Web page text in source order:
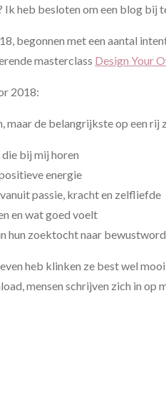
Ik heb besloten om een blog bij
begonnen met een aantal
masterclass Design Your
2018:
maar de belangrijkste op een rij
bij mij horen
energie
passie, kracht en zelfliefde
en wat goed voelt
hun zoektocht naar
heb klinken ze best wel mooi
mensen schrijven zich in op